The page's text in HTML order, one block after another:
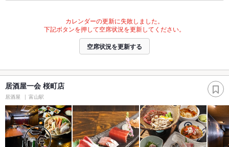
カレンダーの更新に失敗しました。
下記ボタンを押して空席状況を更新してください。
空席状況を更新する
居酒屋一会 桜町店
居酒屋 富山駅